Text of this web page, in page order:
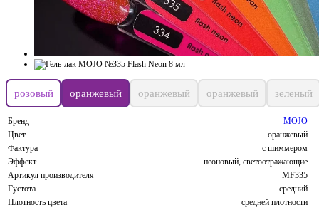
розовый оранжевый оранжевый оранжевый зеленый
Бренд
MOJO
Цвет
оранжевый
Фактура
с шиммером
Эффект
неоновый, светоотражающие
Артикул производителя
MF335
Густота
средний
Плотность цвета
средней плотности